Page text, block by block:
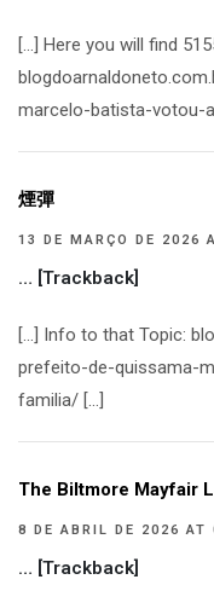
[…] Here you will find
marcelo-batista-votou-
煙彈
13 DE MARÇO DE 2026
… [Trackback]
[…] Info to that Topic:
prefeito-de-quissama-
familia/ […]
The Biltmore Mayfair
8 DE ABRIL DE 2026 AT
… [Trackback]